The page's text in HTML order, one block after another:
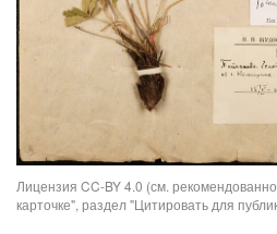
Лицензия CC-BY 4.0 (см.
карточке", раздел "Цитировать для